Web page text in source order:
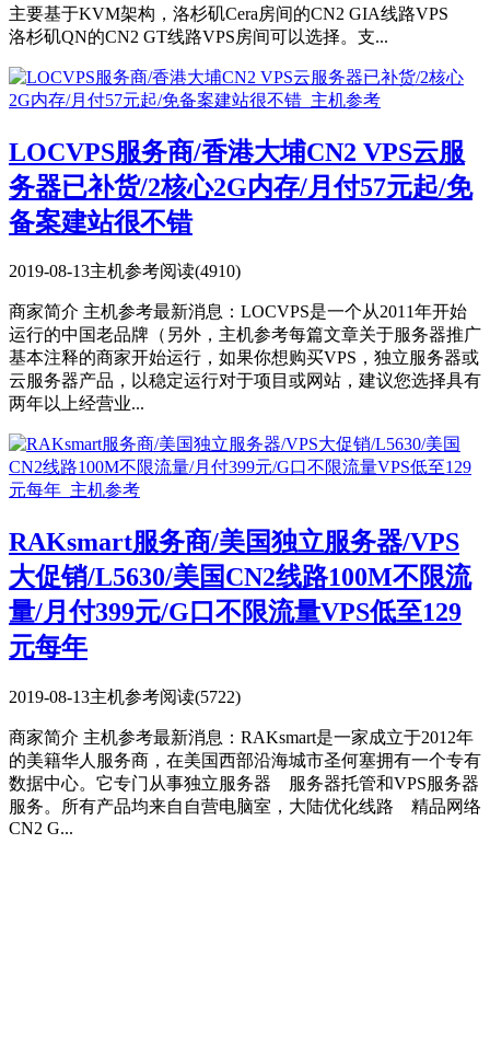
主要基于KVM架构，洛杉矶Cera房间的CN2 GIA线路VPS
洛杉矶QN的CN2 GT线路VPS房间可以选择。支...
LOCVPS服务商/香港大埔CN2 VPS云服
务器已补货/2核心2G内存/月付57元起/免
备案建站很不错
2019-08-13主机参考阅读(4910)
商家简介 主机参考最新消息：LOCVPS是一个从2011年开始
运行的中国老品牌（另外，主机参考每篇文章关于服务器推广
基本注释的商家开始运行，如果你想购买VPS，独立服务器或
云服务器产品，以稳定运行对于项目或网站，建议您选择具有
两年以上经营业...
RAKsmart服务商/美国独立服务器/VPS
大促销/L5630/美国CN2线路100M不限流
量/月付399元/G口不限流量VPS低至129
元每年
2019-08-13主机参考阅读(5722)
商家简介 主机参考最新消息：RAKsmart是一家成立于2012年
的美籍华人服务商，在美国西部沿海城市圣何塞拥有一个专有
数据中心。它专门从事独立服务器 服务器托管和VPS服务器
服务。所有产品均来自自营电脑室，大陆优化线路 精品网络
CN2 G...